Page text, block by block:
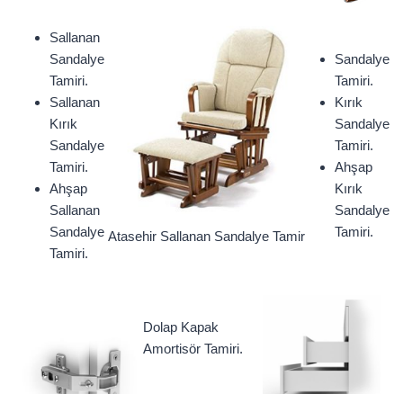
Sallanan
Sandalye
Tamiri.
Sallanan
Kırık
Sandalye
Tamiri.
Ahşap
Sallanan
Sandalye
Tamiri.
Atasehir Sallanan Sandalye Tamir
Sandalye
Tamiri.
Kırık
Sandalye
Tamiri.
Ahşap
Kırık
Sandalye
Tamiri.
Dolap Kapak
Amortisör Tamiri.